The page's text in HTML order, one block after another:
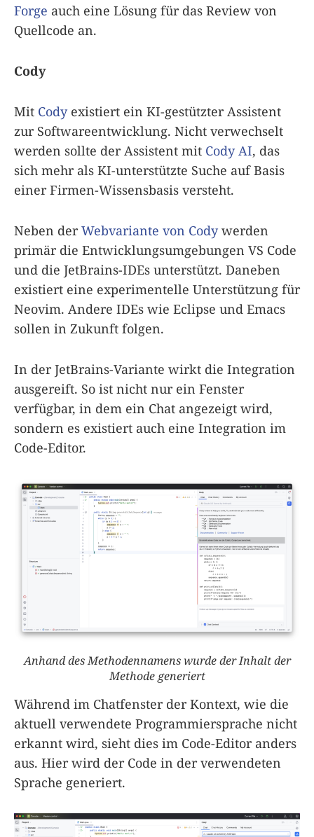
Forge auch eine Lösung für das Review von
Quellcode an.
Cody
Mit Cody existiert ein KI-gestützter Assistent
zur Softwareentwicklung. Nicht verwechselt
werden sollte der Assistent mit Cody AI, das
sich mehr als KI-unterstützte Suche auf Basis
einer Firmen-Wissensbasis versteht.
Neben derWebvariante von Cody werden
primär die Entwicklungsumgebungen VS Code
und die JetBrains-IDEs unterstützt. Daneben
existiert eine experimentelle Unterstützung für
Neovim. Andere IDEs wie Eclipse und Emacs
sollen in Zukunft folgen.
In der JetBrains-Variante wirkt die Integration
ausgereift. So ist nicht nur ein Fenster
verfügbar, in dem ein Chat angezeigt wird,
sondern es existiert auch eine Integration im
Code-Editor.
Anhand des Methodennamens wurde der Inhalt der
Methode generiert
Während im Chatfenster der Kontext, wie die
aktuell verwendete Programmiersprache nicht
erkannt wird, sieht dies im Code-Editor anders
aus. Hier wird der Code in der verwendeten
Sprache generiert.